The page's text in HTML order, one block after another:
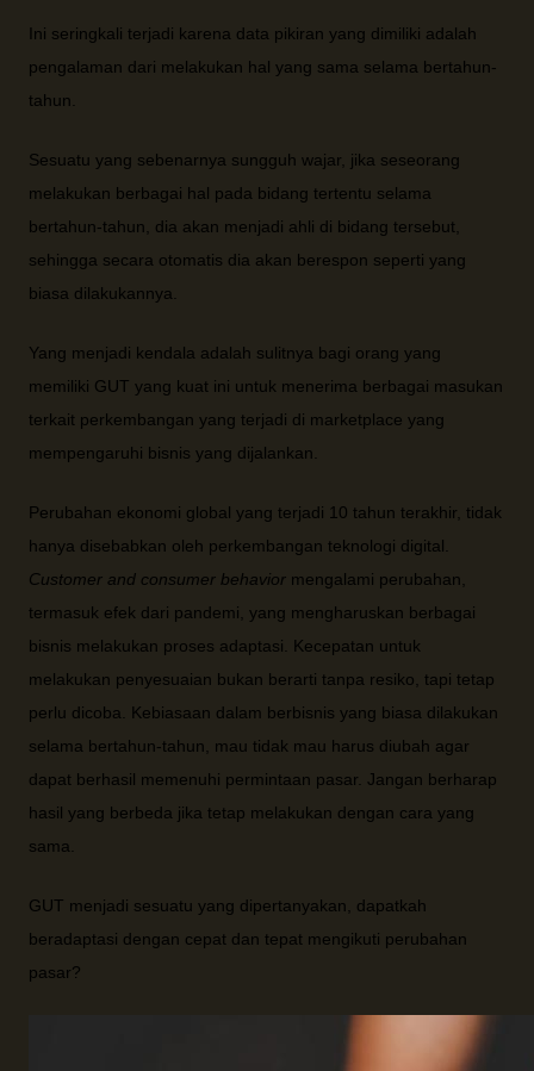
Ini seringkali terjadi karena data pikiran yang dimiliki adalah
pengalaman dari melakukan hal yang sama selama bertahun-
tahun.
Sesuatu yang sebenarnya sungguh wajar, jika seseorang
melakukan berbagai hal pada bidang tertentu selama
bertahun-tahun, dia akan menjadi ahli di bidang tersebut,
sehingga secara otomatis dia akan berespon seperti yang
biasa dilakukannya.
Yang menjadi kendala adalah sulitnya bagi orang yang
memiliki GUT yang kuat ini untuk menerima berbagai masukan
terkait perkembangan yang terjadi di marketplace yang
mempengaruhi bisnis yang dijalankan.
Perubahan ekonomi global yang terjadi 10 tahun terakhir, tidak
hanya disebabkan oleh perkembangan teknologi digital.
Customer and consumer behavior mengalami perubahan,
termasuk efek dari pandemi, yang mengharuskan berbagai
bisnis melakukan proses adaptasi. Kecepatan untuk
melakukan penyesuaian bukan berarti tanpa resiko, tapi tetap
perlu dicoba. Kebiasaan dalam berbisnis yang biasa dilakukan
selama bertahun-tahun, mau tidak mau harus diubah agar
dapat berhasil memenuhi permintaan pasar. Jangan berharap
hasil yang berbeda jika tetap melakukan dengan cara yang
sama.
GUT menjadi sesuatu yang dipertanyakan, dapatkah
beradaptasi dengan cepat dan tepat mengikuti perubahan
pasar?